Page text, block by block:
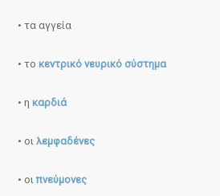
• τα αγγεία
• τοκεντρικό νευρικό σύστημα
• ηκαρδιά
• οιλεμφαδένες
• οιπνεύμονες